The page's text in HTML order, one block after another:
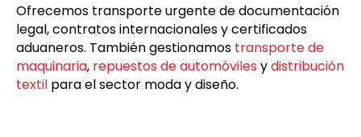
Ofrecemos transporte urgente de documentación
legal, contratos internacionales y certificados
aduaneros. También gestionamos transporte de
maquinaria, repuestos de automóviles ydistribución
textil para el sector moda y diseño.